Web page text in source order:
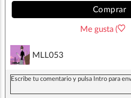
Comprar
Me gusta (
MLL053